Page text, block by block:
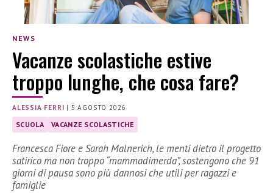
NEWS
Vacanze scolastiche estive
troppo lunghe, che cosa fare?
ALESSIA FERRI | 5 AGOSTO 2026
SCUOLA VACANZE SCOLASTICHE
Francesca Fiore e Sarah Malnerich, le menti dietro il progetto
satirico ma non troppo “mammadimerda”, sostengono che 91
giorni di pausa sono più dannosi che utili per ragazzi e
famiglie